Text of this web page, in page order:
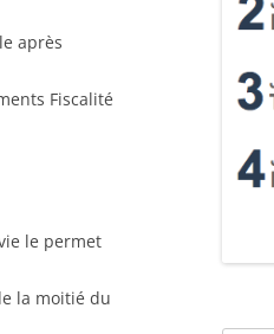
après
Fiscalité
le permet
la moitié du